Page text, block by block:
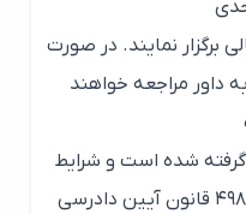
نمایند. در صورت
مراجعه خواهند
شده است و شرایط
دیگر داوری مطابق موضوع ماده ۴۹۸ قانون آیین دادرسی